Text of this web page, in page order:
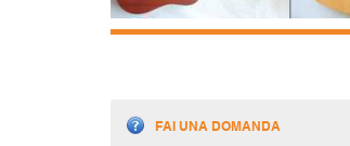
FAI UNA DOMANDA